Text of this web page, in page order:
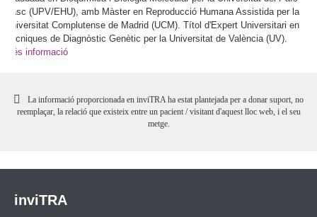
Basc (UPV/EHU), amb Màster en Reproducció Humana Assistida per la
Universitat Complutense de Madrid (UCM). Títol d'Expert Universitari en
Tècniques de Diagnòstic Genètic per la Universitat de València (UV).
Més informació
La informació proporcionada en inviTRA ha estat plantejada per a donar suport, no
reemplaçar, la relació que existeix entre un pacient / visitant d'aquest lloc web, i el seu
metge.
inviTRA